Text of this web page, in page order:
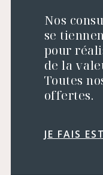
Nos
se
pour
de la
Toutes
offertes.
JE FAIS